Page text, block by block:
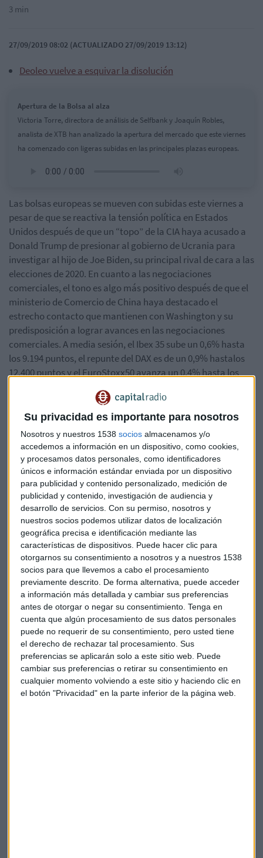
Su privacidad es importante para nosotros
Nosotros y nuestros 1538 socios almacenamos y/o
accedemos a información en un dispositivo, como cookies,
y procesamos datos personales, como identificadores
únicos e información estándar enviada por un dispositivo
para publicidad y contenido personalizado, medición de
publicidad y contenido, investigación de audiencia y
desarrollo de servicios. Con su permiso, nosotros y
nuestros socios podemos utilizar datos de localización
geográfica precisa e identificación mediante las
características de dispositivos. Puede hacer clic para
otorgarnos su consentimiento a nosotros y a nuestros 1538
socios para que llevemos a cabo el procesamiento
previamente descrito. De forma alternativa, puede acceder
a información más detallada y cambiar sus preferencias
antes de otorgar o negar su consentimiento. Tenga en
cuenta que algún procesamiento de sus datos personales
puede no requerir de su consentimiento, pero usted tiene
el derecho de rechazar tal procesamiento. Sus
preferencias se aplicarán solo a este sitio web. Puede
cambiar sus preferencias o retirar su consentimiento en
cualquier momento volviendo a este sitio y haciendo clic en
el botón "Privacidad" en la parte inferior de la página web.
3 min
27/09/2019 08:02 (ACTUALIZADO 27/09/2019 13:12)
Deoleo vuelve a esquivar la disolución
Apertura de la Bolsa al alza
Victoria Torre, directora de análisis de Selfbank y Joaquín Robles,
analista de XTB han analizado la apertura del mercado que este viernes
ha comenzado con ligeras subidas en las principales plazas europeas.
Las bolsas europeas se mueven con subidas este viernes a
pesar de que se reactiva la tensión política en Estados
Unidosdespués de que un “topo” de la CIA haya acusado a
Donald Trump de presionar al gobierno de Ucrania para
investigar al hijo de Joe Biden, su principal rival de cara a las
elecciones de 2020. En cuanto a las negociaciones
comerciales, el tono es algo más positivo después de que el
ministerio de Comercio de China haya destacado el
estrecho contacto que mantienen con Washington y su
predisposición a lograr avances en las negociaciones
comerciales. A media sesión, el Ibex 35 sube un 0,6% hasta
los 9.194 puntos, el repunte del DAX es de un 0,9% hastalos
12.400 puntos y el EuroStoxx50 avanza un 0,4% hasta los
Protagonistas empresariales
Son las firmas de tecnología las que lideran los recortes
Infineon, ASML y STMicroelectronicsceden un 2%
después delprofit warningque ayer lanzó la
norteamericanaMicronque ha despertado de nuevo la
preocupación por la demanda de chips de memoria y por el
daño causado por la disputa de Washington con Pekín. Las
acciones de Micron bajaron más de un 6% en Wall Street.
Recortes de casi un 3% paraCommerzbankque revisa a la
baja sus previsiones de ingresos para este año y ya no
espera que se incrementen. El consejo ha aprobado los
planes anunciados la semana pasada para recortar miles de
empleados y cerrar la quinta parte de sus sucursales.
Fuertes recortes para la aceiteraDeoleo que se deja un
15%a pesar de que ha conseguido un
acuerdo con sus acreedores para reestructurar su deuda.
79% de las entidades acreedoras han suscrito el acuerdo
para reestructurar una deuda financiera de 574 millones de
euros. Se inyectará fondos mediante una ampliación de